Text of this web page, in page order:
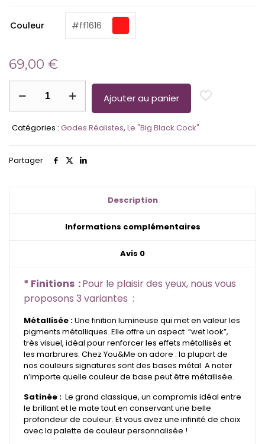
Couleur (required)
#ff1616
69,00 €
Black
Gode
Ajouter au panier
Catégories : Godes Réalistes, Le "Big Black Cock"
Partager
Description
Informations complémentaires
Avis 0
* Finitions :Pour le plaisir des yeux, nous vous
proposons 3 variantes :
Métallisée :Une finition lumineuse qui met en valeur les
pigments métalliques. Elle offre un aspect “wet look”,
très visuel, idéal pour renforcer les effets métallisés et
les marbrures. Chez You&Me on adore : la plupart de
nos couleurs signatures sont des bases métal. A noter
n’importe quelle couleur de base peut être métallisée.
Satinée : Le grand classique, un compromis idéal entre
le brillant et le mate tout en conservant une belle
profondeur de couleur. Et vous avez une infinité de choix
avec la palette de couleur personnalisée !